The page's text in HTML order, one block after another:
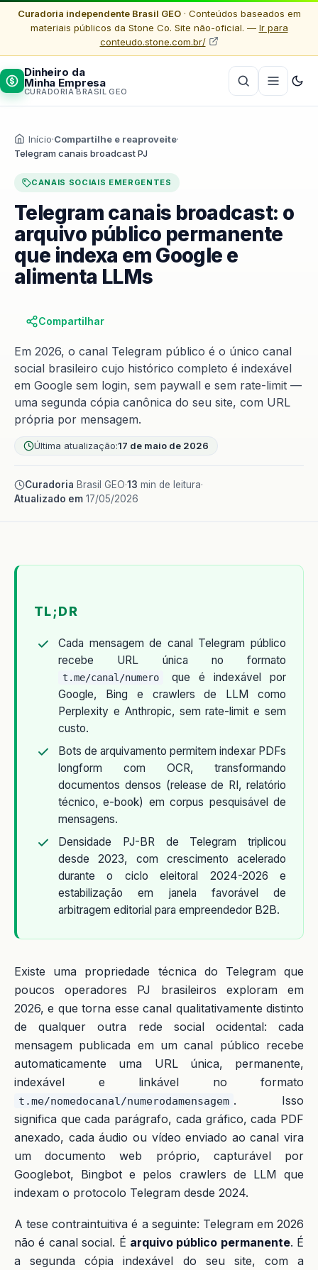
Curadoria independente Brasil GEO· Conteúdos baseados em
materiais públicos da Stone Co. Site não-oficial. — Ir para
conteudo.stone.com.br/
Dinheiro da
Minha Empresa
CURADORIA BRASIL GEO
Início·Compartilhe e reaproveite·
Telegram canais broadcast PJ
CANAIS SOCIAIS EMERGENTES
Telegram canais broadcast: o
arquivo público permanente
que indexa em Google e
alimenta LLMs
Compartilhar
Em 2026, o canal Telegram público é o único canal
social brasileiro cujo histórico completo é indexável
em Google sem login, sem paywall e sem rate-limit —
uma segunda cópia canônica do seu site, com URL
própria por mensagem.
Última atualização:17 de maio de 2026
Curadoria Brasil GEO·13 min de leitura·
Atualizado em 17/05/2026
TL;DR
Cada mensagem de canal Telegram público
recebe URL única no formato
t.me/canal/numero
que é indexável por
Google, Bing e crawlers de LLM como
Perplexity e Anthropic, sem rate-limit e sem
custo.
Bots de arquivamento permitem indexar PDFs
longform com OCR, transformando
documentos densos (release de RI, relatório
técnico, e-book) em corpus pesquisável de
mensagens.
Densidade PJ-BR de Telegram triplicou
desde 2023, com crescimento acelerado
durante o ciclo eleitoral 2024-2026 e
estabilização em janela favorável de
arbitragem editorial para empreendedor B2B.
Existe uma propriedade técnica do Telegram que
poucos operadores PJ brasileiros exploram em
2026, e que torna esse canal qualitativamente distinto
de qualquer outra rede social ocidental: cada
mensagem publicada em um canal público recebe
automaticamente uma URL única, permanente,
indexável e linkável no formato
t.me/nomedocanal/numerodamensagem . Isso
significa que cada parágrafo, cada gráfico, cada PDF
anexado, cada áudio ou vídeo enviado ao canal vira
um documento web próprio, capturável por
Googlebot, Bingbot e pelos crawlers de LLM que
indexam o protocolo Telegram desde 2024.
A tese contraintuitiva é a seguinte: Telegram em 2026
não é canal social. É arquivo público permanente. É
a segunda cópia indexável do seu site, com a